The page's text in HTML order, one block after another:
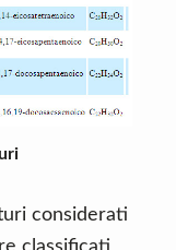
considerati